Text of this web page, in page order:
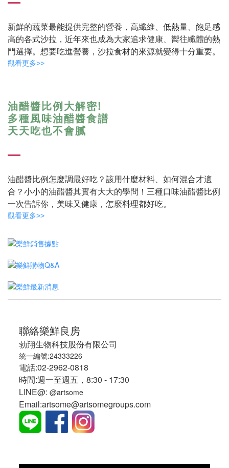
新鮮的蔬菜最能提供完整的營養，高纖維、低熱量、飽足感
高的各式沙拉，近年來也成為大家追求健康、嚮往纖體的熱
門選擇。想要吃進營養，沙拉食材的來源就變得十分重要。
觀看更多>>
油醋醬比例大解密!
多種風味油醋醬食譜
天天吃也不會膩
油醋醬比例怎麼調最好吃？該用什麼材料、如何混合才適
合？小小的油醋醬其實有大大的學問！三種口味油醋醬比例
一次告訴你，美味又健康，怎麼料理都好吃。
觀看更多>>
聯絡樂鮮良房
勃翔生物科技股份有限公司
統一編號:24333226
電話:02-2962-0818
時間:週一至週五，8:30 - 17:30
LINE@: @artsome
Email:artsome@artsomegroups.com